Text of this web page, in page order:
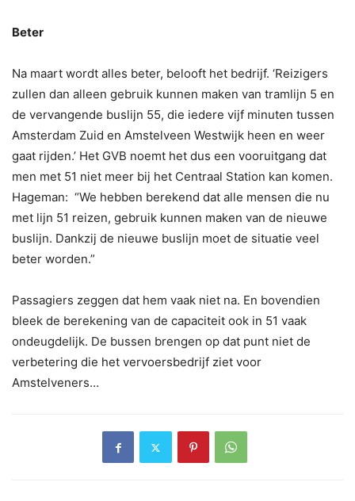
Beter
Na maart wordt alles beter, belooft het bedrijf. ‘Reizigers
zullen dan alleen gebruik kunnen maken van tramlijn 5 en
de vervangende buslijn 55, die iedere vijf minuten tussen
Amsterdam Zuid en Amstelveen Westwijk heen en weer
gaat rijden.’ Het GVB noemt het dus een vooruitgang dat
men met 51 niet meer bij het Centraal Station kan komen.
Hageman: “We hebben berekend dat alle mensen die nu
met lijn 51 reizen, gebruik kunnen maken van de nieuwe
buslijn. Dankzij de nieuwe buslijn moet de situatie veel
beter worden.”
Passagiers zeggen dat hem vaak niet na. En bovendien
bleek de berekening van de capaciteit ook in 51 vaak
ondeugdelijk. De bussen brengen op dat punt niet de
verbetering die het vervoersbedrijf ziet voor
Amstelveners…